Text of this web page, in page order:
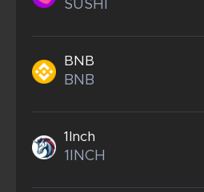
SUSHI
BNB
BNB
1Inch
1INCH